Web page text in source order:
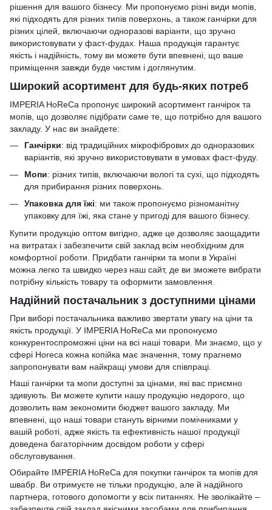
рішення для вашого бізнесу. Ми пропонуємо різні види мопів,
які підходять для різних типів поверхонь, а також ганчірки для
різних цілей, включаючи одноразові варіанти, що зручно
використовувати у фаст-фудах. Наша продукція гарантує
якість і надійність, тому ви можете бути впевнені, що ваше
приміщення завжди буде чистим і доглянутим.
Широкий асортимент для будь-яких потреб
IMPERIA HoReCa пропонує широкий асортимент ганчірок та
мопів, що дозволяє підібрати саме те, що потрібно для вашого
закладу. У нас ви знайдете:
Ганчірки: від традиційних мікрофібрових до одноразових
варіантів, які зручно використовувати в умовах фаст-фуду.
Мопи: різних типів, включаючи вологі та сухі, що підходять
для прибирання різних поверхонь.
Упаковка для їжі: ми також пропонуємо різноманітну
упаковку для їжі, яка стане у пригоді для вашого бізнесу.
Купити продукцію оптом вигідно, адже це дозволяє заощадити
на витратах і забезпечити свій заклад всім необхідним для
комфортної роботи. Придбати ганчірки та мопи в Україні
можна легко та швидко через наш сайт, де ви зможете вибрати
потрібну кількість товару та оформити замовлення.
Надійний постачальник з доступними цінами
При виборі постачальника важливо звертати увагу на ціни та
якість продукції. У IMPERIA HoReCa ми пропонуємо
конкурентоспроможні ціни на всі наші товари. Ми знаємо, що у
сфері Horeca кожна копійка має значення, тому прагнемо
запропонувати вам найкращі умови для співпраці.
Наші ганчірки та мопи доступні за цінами, які вас приємно
здивують. Ви можете купити нашу продукцію недорого, що
дозволить вам зекономити бюджет вашого закладу. Ми
впевнені, що наші товари стануть вірними помічниками у
вашій роботі, адже якість та ефективність нашої продукції
доведена багаторічним досвідом роботи у сфері
обслуговування.
Обирайте IMPERIA HoReCa для покупки ганчірок та мопів для
швабр. Ви отримуєте не тільки продукцію, але й надійного
партнера, готового допомогти у всіх питаннях. Не зволікайте –